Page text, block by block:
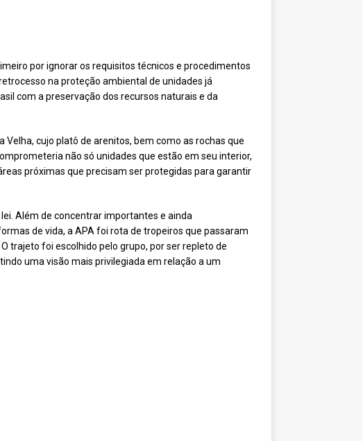
por ignorar os requisitos técnicos e procedimentos
na proteção ambiental de unidades já
com a preservação dos recursos naturais e da
cujo platô de arenitos, bem como as rochas que
não só unidades que estão em seu interior,
próximas que precisam ser protegidas para garantir
Além de concentrar importantes e ainda
de vida, a APA foi rota de tropeiros que passaram
trajeto foi escolhido pelo grupo, por ser repleto de
uma visão mais privilegiada em relação a um